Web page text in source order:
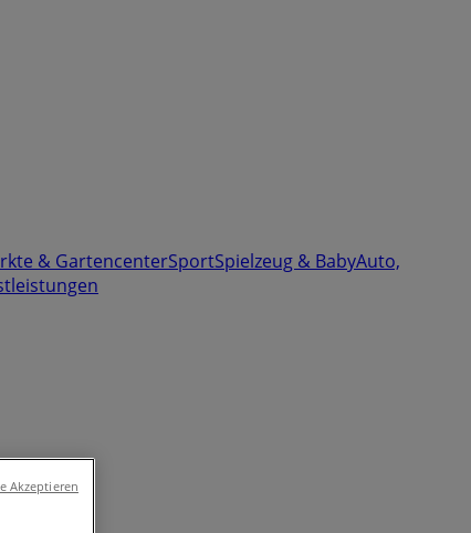
& GartencenterSportSpielzeug & BabyAuto,
Akzeptieren